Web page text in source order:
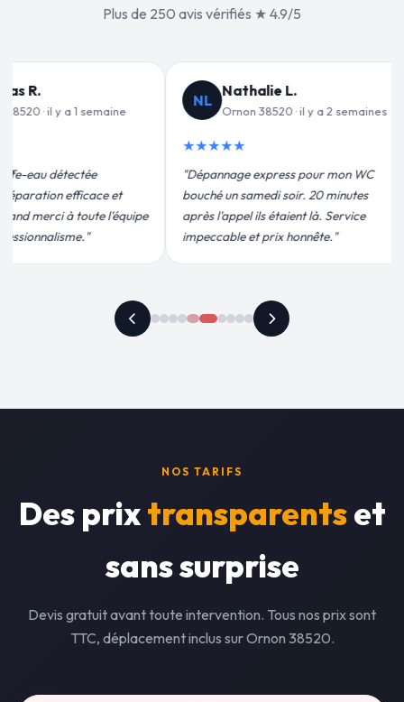
Plus de 250 avis vérifiés ★ 4.9/5
Jean-François C.
Ornon 38520 · il y a 3 semaines
"Remplacement de mon chauffe-eau en
moins de 2h. Équipe très pro, devis
conforme, chantier propre. Je
recommande vivement."
Ornon
"Un grand
pour leur
efficace.
plus
NOS TARIFS
Des prixtransparentset
sans surprise
Devis gratuit avant toute intervention. Tous nos prix sont
TTC, déplacement inclus sur Ornon 38520.